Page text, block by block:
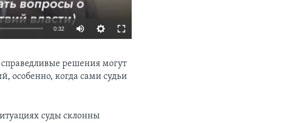
0:32
справедливые решения могут
особенно, когда сами судьи
суды склонны